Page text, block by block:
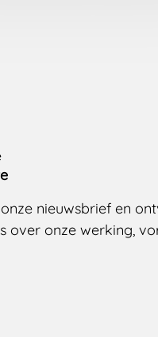
nieuwsbrief en
over onze werking,